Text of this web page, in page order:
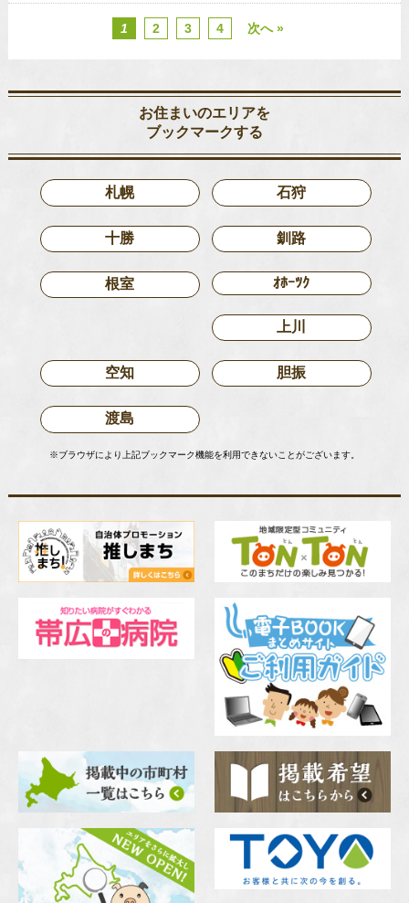
1 2 3 4 次へ »
お住まいのエリアを
ブックマークする
札幌 石狩
十勝 釧路
根室 ｵﾎｰﾂｸ
上川
空知 胆振
渡島
※ブラウザにより上記ブックマーク機能を利用できないことがございます。